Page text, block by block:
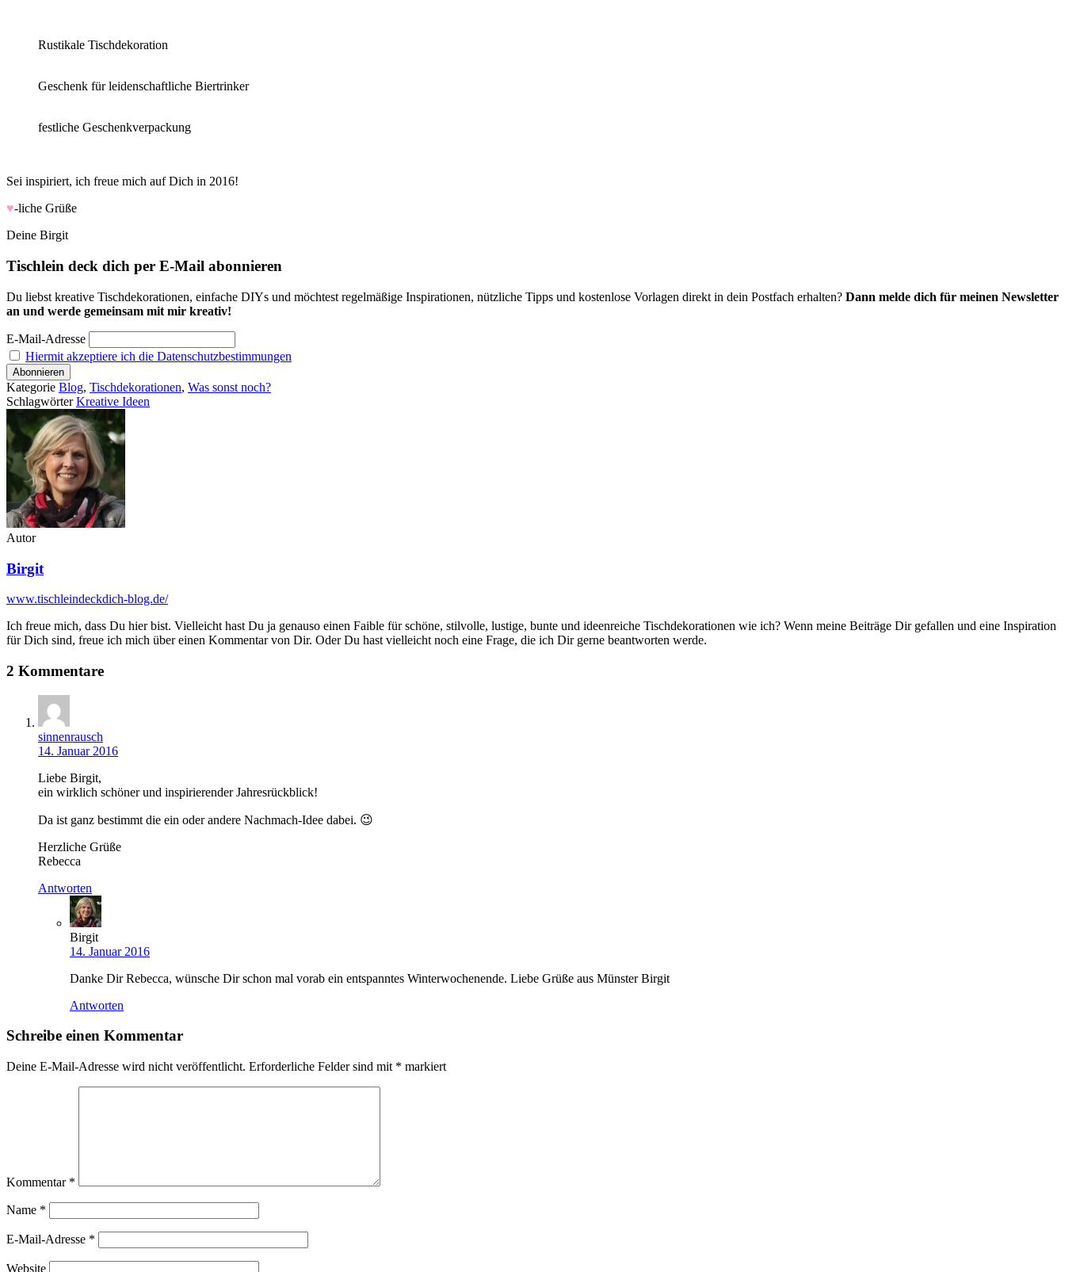
Rustikale Tischdekoration
Geschenk für leidenschaftliche Biertrinker
festliche Geschenkverpackung
Sei inspiriert, ich freue mich auf Dich in 2016!
♥-liche Grüße
Deine Birgit
Tischlein deck dich per E-Mail abonnieren
Du liebst kreative Tischdekorationen, einfache DIYs und möchtest regelmäßige Inspirationen, nützliche Tipps und kostenlose Vorlagen direkt in dein Postfach erhalten? Dann melde dich für meinen Newsletter
an und werde gemeinsam mit mir kreativ!
E-Mail-Adresse
Hiermit akzeptiere ich die Datenschutzbestimmungen
Kategorie Blog, Tischdekorationen, Was sonst noch?
SchlagwörterKreative Ideen
Autor
Birgit
www.tischleindeckdich-blog.de/
Ich freue mich, dass Du hier bist. Vielleicht hast Du ja genauso einen Faible für schöne, stilvolle, lustige, bunte und ideenreiche Tischdekorationen wie ich? Wenn meine Beiträge Dir gefallen und eine Inspiration
für Dich sind, freue ich mich über einen Kommentar von Dir. Oder Du hast vielleicht noch eine Frage, die ich Dir gerne beantworten werde.
2 Kommentare
sinnenrausch
14. Januar 2016
Liebe Birgit,
ein wirklich schöner und inspirierender Jahresrückblick!
Da ist ganz bestimmt die ein oder andere Nachmach-Idee dabei. 😉
Herzliche Grüße
Rebecca
Antworten
Birgit
14. Januar 2016
Danke Dir Rebecca, wünsche Dir schon mal vorab ein entspanntes Winterwochenende. Liebe Grüße aus Münster Birgit
Antworten
Schreibe einen Kommentar
Deine E-Mail-Adresse wird nicht veröffentlicht. Erforderliche Felder sind mit * markiert
Kommentar *
Name *
E-Mail-Adresse *
Website